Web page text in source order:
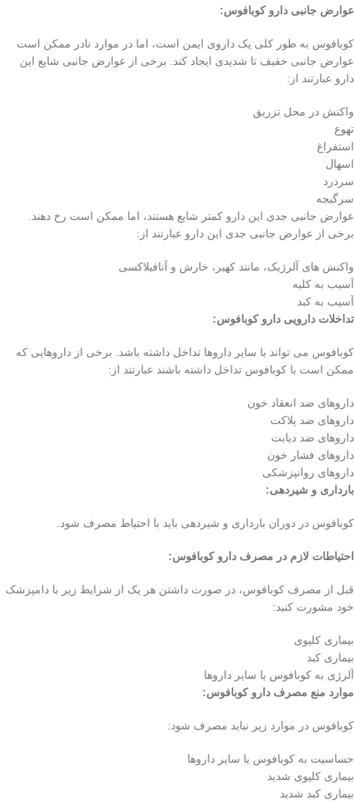
عوارض جانبی دارو کوبافوس:
کوبافوس به طور کلی یک داروی ایمن است، اما در موارد نادر ممکن است
عوارض جانبی خفیف تا شدیدی ایجاد کند. برخی از عوارض جانبی شایع این
دارو عبارتند از:
واکنش در محل تزریق
تهوع
استفراغ
اسهال
سردرد
سرگیجه
عوارض جانبی جدی این دارو کمتر شایع هستند، اما ممکن است رخ دهند.
برخی از عوارض جانبی جدی این دارو عبارتند از:
واکنش های آلرژیک، مانند کهیر، خارش و آنافیلاکسی
آسیب به کلیه
آسیب به کبد
تداخلات دارویی دارو کوبافوس:
کوبافوس می تواند با سایر داروها تداخل داشته باشد. برخی از داروهایی که
ممکن است با کوبافوس تداخل داشته باشند عبارتند از:
داروهای ضد انعقاد خون
داروهای ضد پلاکت
داروهای ضد دیابت
داروهای فشار خون
داروهای روانپزشکی
بارداری و شیردهی:
کوبافوس در دوران بارداری و شیردهی باید با احتیاط مصرف شود.
احتیاطات لازم در مصرف دارو کوبافوس:
قبل از مصرف کوبافوس، در صورت داشتن هر یک از شرایط زیر با دامپزشک
خود مشورت کنید:
بیماری کلیوی
بیماری کبد
آلرژی به کوبافوس یا سایر داروها
موارد منع مصرف دارو کوبافوس:
کوبافوس در موارد زیر نباید مصرف شود:
حساسیت به کوبافوس یا سایر داروها
بیماری کلیوی شدید
بیماری کبد شدید